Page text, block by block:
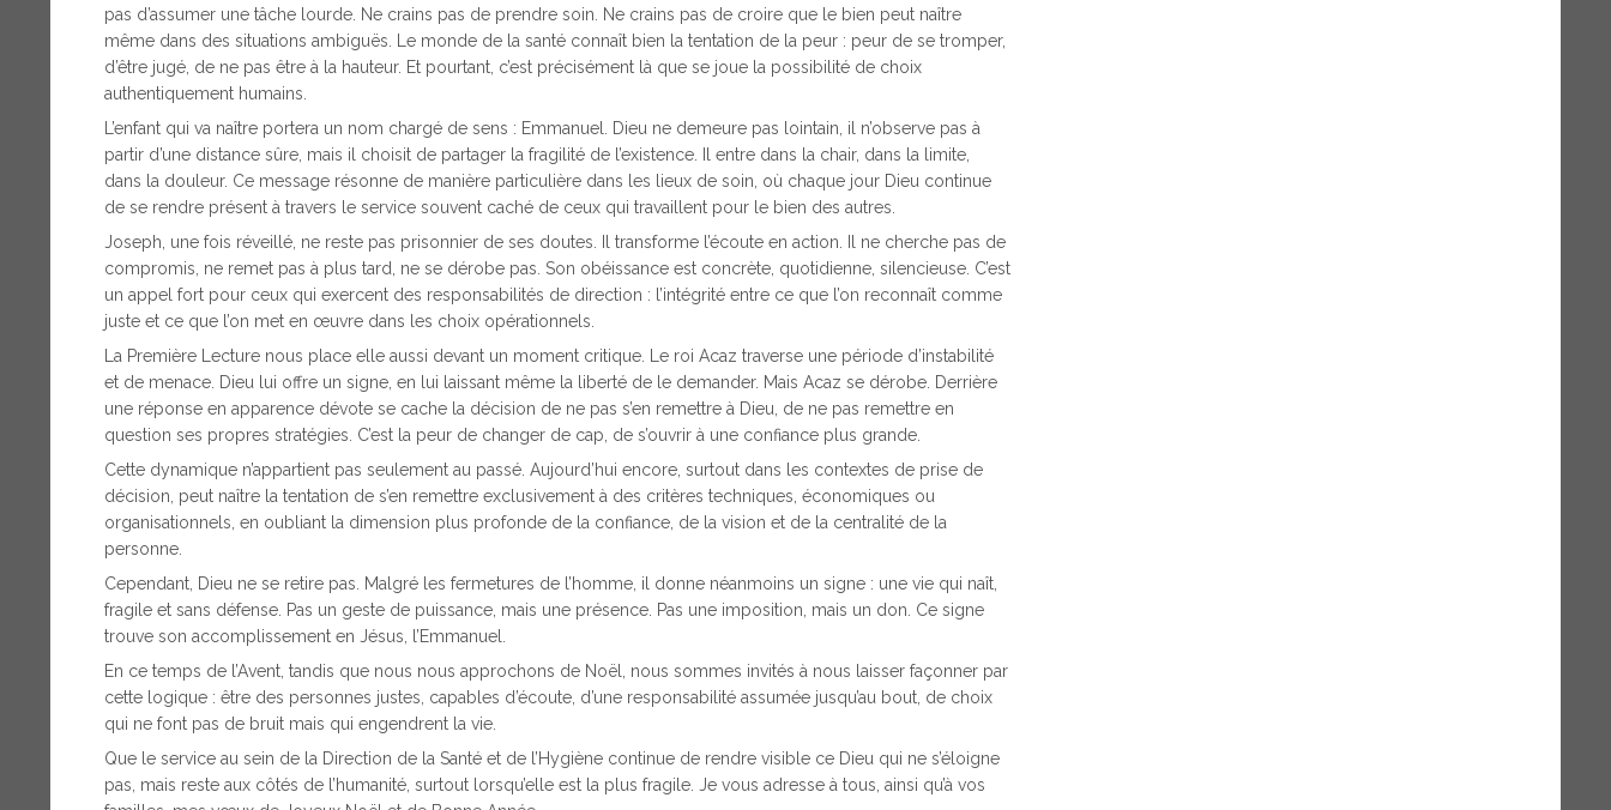
pas d’assumer une tâche lourde. Ne crains pas de prendre soin. Ne crains pas de croire que le bien peut naître
même dans des situations ambiguës. Le monde de la santé connaît bien la tentation de la peur : peur de se tromper,
d’être jugé, de ne pas être à la hauteur. Et pourtant, c’est précisément là que se joue la possibilité de choix
authentiquement humains.
L’enfant qui va naître portera un nom chargé de sens : Emmanuel. Dieu ne demeure pas lointain, il n’observe pas à
partir d’une distance sûre, mais il choisit de partager la fragilité de l’existence. Il entre dans la chair, dans la limite,
dans la douleur. Ce message résonne de manière particulière dans les lieux de soin, où chaque jour Dieu continue
de se rendre présent à travers le service souvent caché de ceux qui travaillent pour le bien des autres.
Joseph, une fois réveillé, ne reste pas prisonnier de ses doutes. Il transforme l’écoute en action. Il ne cherche pas de
compromis, ne remet pas à plus tard, ne se dérobe pas. Son obéissance est concrète, quotidienne, silencieuse. C’est
un appel fort pour ceux qui exercent des responsabilités de direction : l’intégrité entre ce que l’on reconnaît comme
juste et ce que l’on met en œuvre dans les choix opérationnels.
La Première Lecture nous place elle aussi devant un moment critique. Le roi Acaz traverse une période d’instabilité
et de menace. Dieu lui offre un signe, en lui laissant même la liberté de le demander. Mais Acaz se dérobe. Derrière
une réponse en apparence dévote se cache la décision de ne pas s’en remettre à Dieu, de ne pas remettre en
question ses propres stratégies. C’est la peur de changer de cap, de s’ouvrir à une confiance plus grande.
Cette dynamique n’appartient pas seulement au passé. Aujourd’hui encore, surtout dans les contextes de prise de
décision, peut naître la tentation de s’en remettre exclusivement à des critères techniques, économiques ou
organisationnels, en oubliant la dimension plus profonde de la confiance, de la vision et de la centralité de la
personne.
Cependant, Dieu ne se retire pas. Malgré les fermetures de l’homme, il donne néanmoins un signe : une vie qui naît,
fragile et sans défense. Pas un geste de puissance, mais une présence. Pas une imposition, mais un don. Ce signe
trouve son accomplissement en Jésus, l’Emmanuel.
En ce temps de l’Avent, tandis que nous nous approchons de Noël, nous sommes invités à nous laisser façonner par
cette logique : être des personnes justes, capables d’écoute, d’une responsabilité assumée jusqu’au bout, de choix
qui ne font pas de bruit mais qui engendrent la vie.
Que le service au sein de la Direction de la Santé et de l’Hygiène continue de rendre visible ce Dieu qui ne s’éloigne
pas, mais reste aux côtés de l’humanité, surtout lorsqu’elle est la plus fragile. Je vous adresse à tous, ainsi qu’à vos